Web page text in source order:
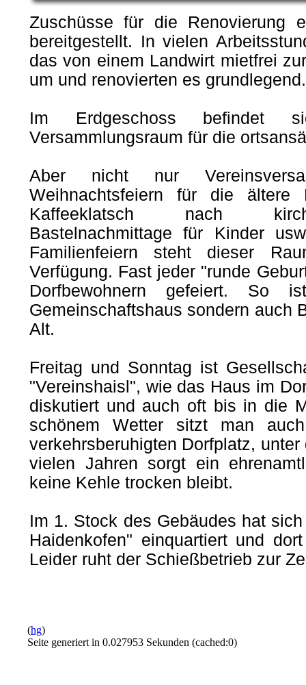
Zuschüsse für die Renovierung
bereitgestellt. In vielen
das von einem Landwirt mietfrei
um und renovierten es grundlegend.
Im Erdgeschoss befindet
Versammlungsraum für die
Aber nicht nur
Weihnachtsfeiern für die ältere
Kaffeeklatsch nach
Bastelnachmittage für Kinder
Familienfeiern steht dieser
Verfügung. Fast jeder "runde
Dorfbewohnern gefeiert. So
Gemeinschaftshaus sondern auch
Alt.
Freitag und Sonntag ist
"Vereinshaisl", wie das Haus im
diskutiert und auch oft bis in die
schönem Wetter sitzt man
verkehrsberuhigten Dorfplatz,
vielen Jahren sorgt ein
keine Kehle trocken bleibt.
Im 1. Stock des Gebäudes hat
Haidenkofen" einquartiert und
Leider ruht der Schießbetrieb zur
(hg)
Seite generiert in 0.027953 Sekunden (cached:0)